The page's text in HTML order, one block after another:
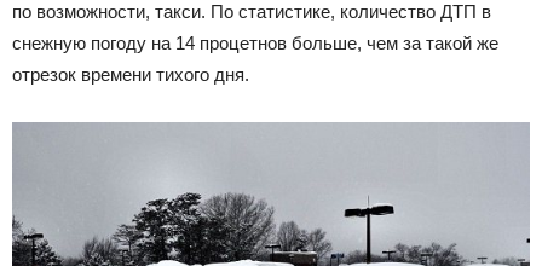
по возможности, такси. По статистике, количество ДТП в
снежную погоду на 14 процетнов больше, чем за такой же
отрезок времени тихого дня.